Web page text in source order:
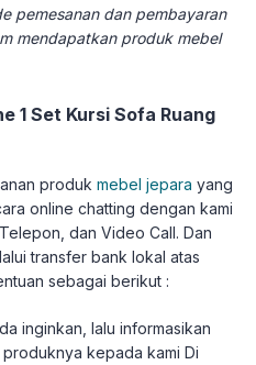
pemesanan dan pembayaran
mendapatkan produk mebel
1 Set Kursi Sofa Ruang
produk mebel jepara yang
online chatting dengan kami
dan Video Call. Dan
transfer bank lokal atas
sebagai berikut :
inginkan, lalu informasikan
kepada kami Di